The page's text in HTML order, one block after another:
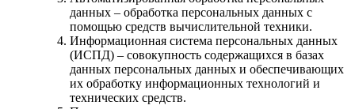
данных – обработка персональных данных с
помощью средств вычислительной техники.
Информационная система персональных данных
(ИСПД) – совокупность содержащихся в базах
данных персональных данных и обеспечивающих
их обработку информационных технологий и
технических средств.